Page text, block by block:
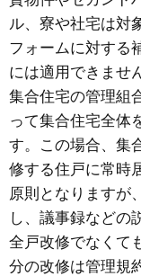
ル、寮や社宅は対
フォームに対する
には適用できませ
集合住宅の管理組
って集合住宅全体
す。この場合、集
修する住戸に常時
原則となりますが
し、議事録などの
全戸改修でなくて
分の改修は管理規